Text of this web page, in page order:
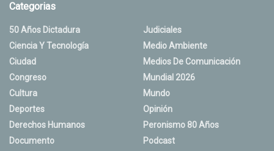
Categorias
50 Años Dictadura
Ciencia Y Tecnología
Ciudad
Congreso
Cultura
Deportes
Derechos Humanos
Documento
Judiciales
Medio Ambiente
Medios De Comunicación
Mundial 2026
Mundo
Opinión
Peronismo 80 Años
Podcast